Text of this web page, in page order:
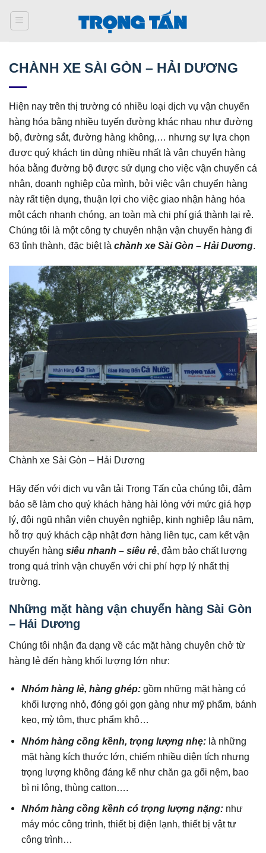
qua
CHÀNH XE SÀI GÒN – HẢI DƯƠNG
Hiện nay trên thị trường có nhiều loại dịch vụ vận chuyển
hàng hóa bằng nhiều tuyến đường khác nhau như đường
bộ, đường sắt, đường hàng không,… nhưng sự lựa chọn
được quý khách tin dùng nhiều nhất là vận chuyển hàng
hóa bằng đường bộ được sử dụng cho việc vận chuyển cá
nhân, doanh nghiệp của mình, bởi việc vận chuyển hàng
này rất tiện dụng, thuận lợi cho việc giao nhận hàng hóa
một cách nhanh chóng, an toàn mà chi phí giá thành lại rẻ.
Chúng tôi là một công ty chuyên nhận vận chuyển hàng đi
63 tỉnh thành, đặc biệt là chành xe Sài Gòn – Hải Dương.
Chành xe Sài Gòn – Hải Dương
Hãy đến với dịch vụ vận tải Trọng Tấn của chúng tôi, đảm
bảo sẽ làm cho quý khách hàng hài lòng với mức giá hợp
lý, đội ngũ nhân viên chuyên nghiệp, kinh nghiệp lâu năm,
hỗ trợ quý khách cập nhật đơn hàng liên tục, cam kết vận
chuyển hàng siêu nhanh – siêu rẻ , đảm bảo chất lượng
trong quá trình vận chuyển với chi phí hợp lý nhất thị
trường.
Những mặt hàng vận chuyển hàng Sài Gòn
– Hải Dương
Chúng tôi nhận đa dạng về các mặt hàng chuyên chở từ
hàng lẻ đến hàng khối lượng lớn như:
Nhóm hàng lẻ, hàng ghép:gồm những mặt hàng có
khối lượng nhỏ, đóng gói gọn gàng như mỹ phẩm, bánh
kẹo, mỳ tôm, thực phẩm khô…
Nhóm hàng cồng kềnh, trọng lượng nhẹ: là những
mặt hàng kích thước lớn, chiếm nhiều diện tích nhưng
trọng lượng không đáng kể như chăn ga gối nệm, bao
bì ni lông, thùng catton….
Nhóm hàng cồng kềnh có trọng lượng nặng: như
máy móc công trình, thiết bị điện lạnh, thiết bị vật tư
công trình…